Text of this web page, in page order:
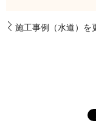
施工事例（水道）を